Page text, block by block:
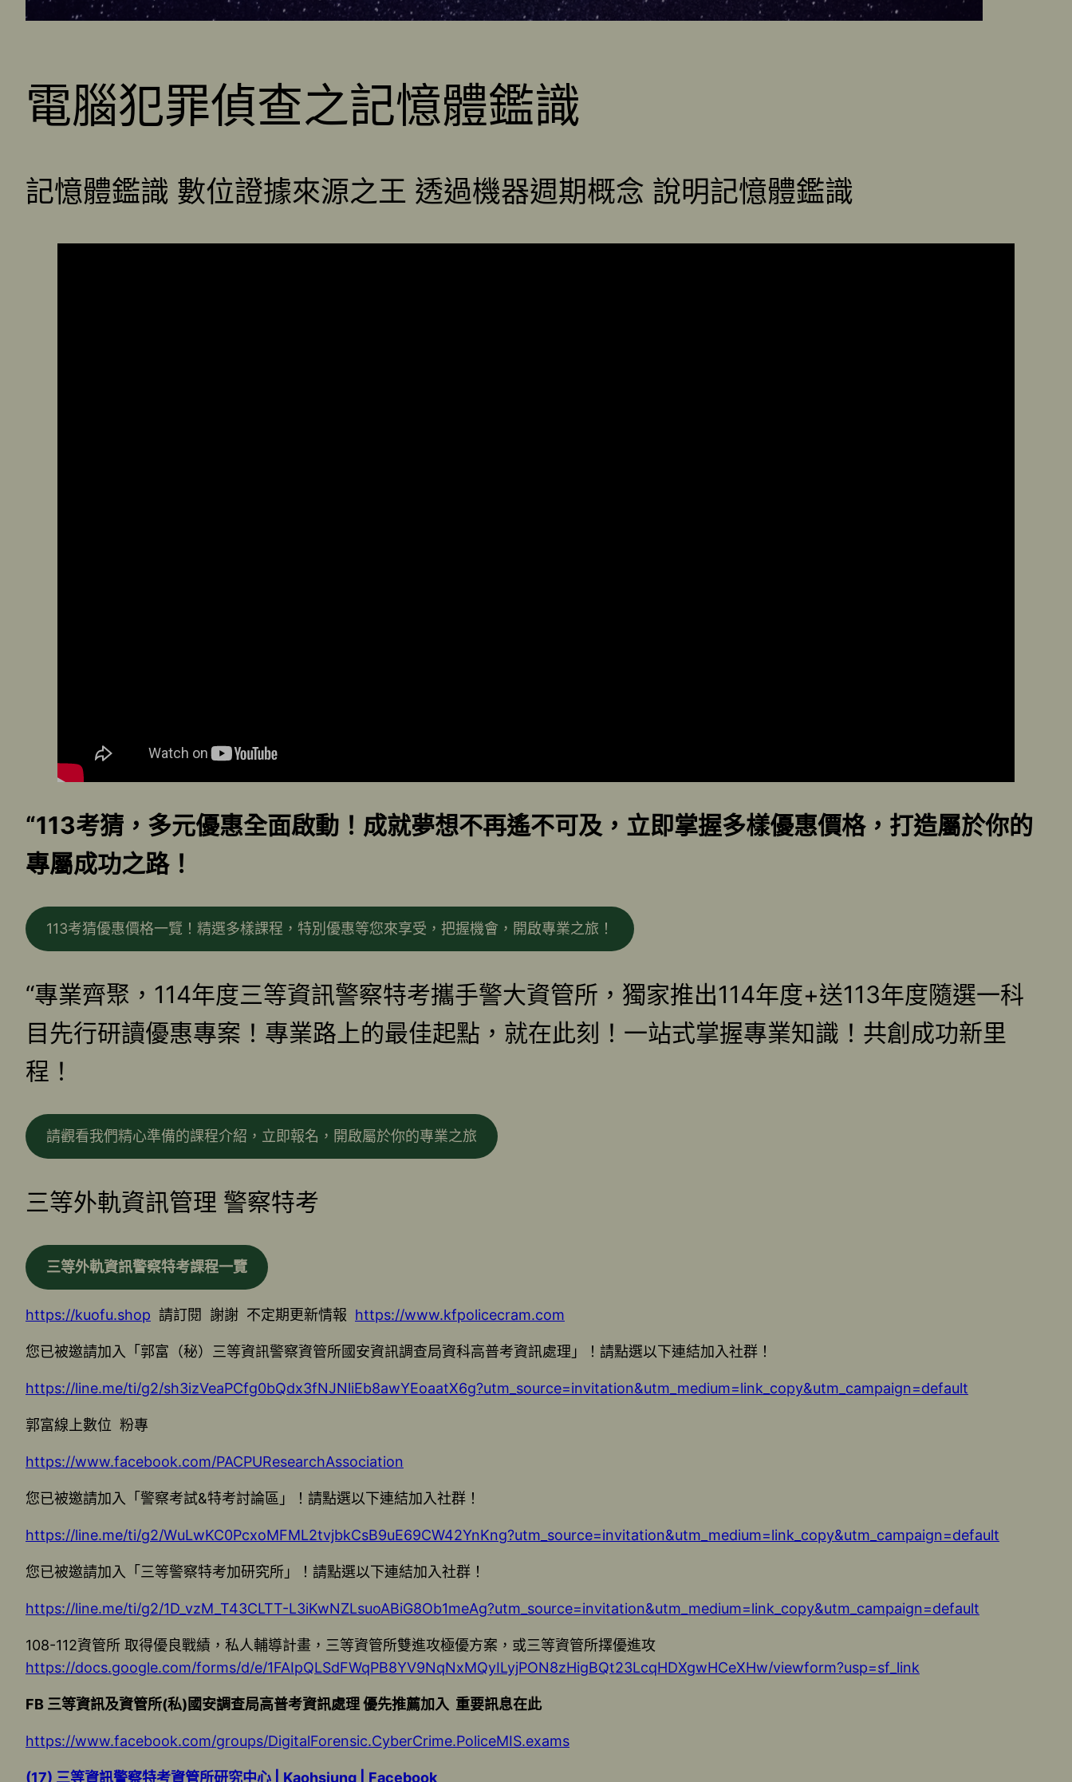
電腦犯罪偵查之記憶體鑑識
記憶體鑑識 數位證據來源之王 透過機器週期概念 說明記憶體鑑識
“113考猜，多元優惠全面啟動！成就夢想不再遙不可及，立即掌握多樣優惠價格，打造屬於你的
專屬成功之路！
113考猜優惠價格一覽！精選多樣課程，特別優惠等您來享受，把握機會，開啟專業之旅！
“專業齊聚，114年度三等資訊警察特考攜手警大資管所，獨家推出114年度+送113年度隨選一科
目先行研讀優惠專案！專業路上的最佳起點，就在此刻！一站式掌握專業知識！共創成功新里
程！
請觀看我們精心準備的課程介紹，立即報名，開啟屬於你的專業之旅
三等外軌資訊管理 警察特考
三等外軌資訊警察特考課程一覽
https://kuofu.shop 請訂閱 謝謝 不定期更新情報 https://www.kfpolicecram.com
您已被邀請加入「郭富（秘）三等資訊警察資管所國安資訊調查局資科高普考資訊處理」！請點選以下連結加入社群！
https://line.me/ti/g2/sh3izVeaPCfg0bQdx3fNJNliEb8awYEoaatX6g?utm_source=invitation&utm_medium=link_copy&utm_campaign=default
郭富線上數位 粉專
https://www.facebook.com/PACPUResearchAssociation
您已被邀請加入「警察考試&特考討論區」！請點選以下連結加入社群！
https://line.me/ti/g2/WuLwKC0PcxoMFML2tvjbkCsB9uE69CW42YnKng?utm_source=invitation&utm_medium=link_copy&utm_campaign=default
您已被邀請加入「三等警察特考加研究所」！請點選以下連結加入社群！
https://line.me/ti/g2/1D_vzM_T43CLTT-L3iKwNZLsuoABiG8Ob1meAg?utm_source=invitation&utm_medium=link_copy&utm_campaign=default
108-112資管所 取得優良戰績，私人輔導計畫，三等資管所雙進攻極優方案，或三等資管所擇優進攻
https://docs.google.com/forms/d/e/1FAIpQLSdFWqPB8YV9NqNxMQyILyjPON8zHigBQt23LcqHDXgwHCeXHw/viewform?usp=sf_link
FB 三等資訊及資管所(私)國安調查局高普考資訊處理 優先推薦加入 重要訊息在此
https://www.facebook.com/groups/DigitalForensic.CyberCrime.PoliceMIS.exams
(17) 三等資訊警察特考資管所研究中心 | Kaohsiung | Facebook